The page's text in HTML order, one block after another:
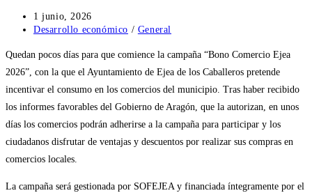
Publicación
de
entrada:
1 junio, 2026
Categoría
la
entrada:
Desarrollo económico / General
Quedan pocos días para que comience la campaña “Bono Comercio Ejea
2026”, con la que el Ayuntamiento de Ejea de los Caballeros pretende
incentivar el consumo en los comercios del municipio. Tras haber recibido
los informes favorables del Gobierno de Aragón, que la autorizan, en unos
días los comercios podrán adherirse a la campaña para participar y los
ciudadanos disfrutar de ventajas y descuentos por realizar sus compras en
comercios locales.
La campaña será gestionada por SOFEJEA y financiada íntegramente por el